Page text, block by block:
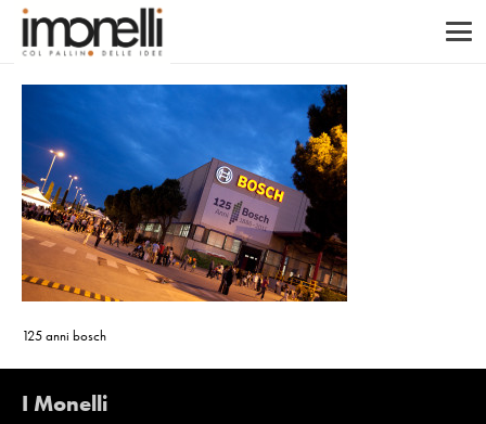
125 anni bosch
I Monelli